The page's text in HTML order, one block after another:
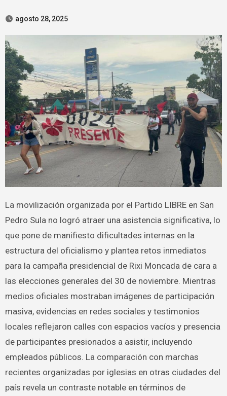
agosto 28, 2025
La movilización organizada por el Partido LIBRE en San
Pedro Sula no logró atraer una asistencia significativa, lo
que pone de manifiesto dificultades internas en la
estructura del oficialismo y plantea retos inmediatos
para la campaña presidencial de Rixi Moncada de cara a
las elecciones generales del 30 de noviembre. Mientras
medios oficiales mostraban imágenes de participación
masiva, evidencias en redes sociales y testimonios
locales reflejaron calles con espacios vacíos y presencia
de participantes presionados a asistir, incluyendo
empleados públicos. La comparación con marchas
recientes organizadas por iglesias en otras ciudades del
país revela un contraste notable en términos de